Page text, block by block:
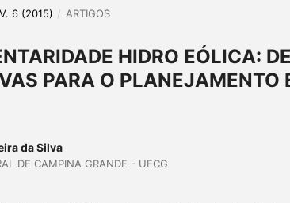
V. 6 (2015) / ARTIGOS
HIDRO EÓLICA:
PARA O PLANEJAMENTO
da Silva
DE CAMPINA GRANDE - UFCG